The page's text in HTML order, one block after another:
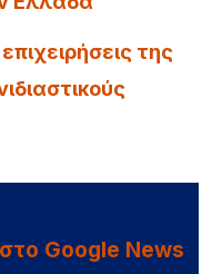
της
Google News